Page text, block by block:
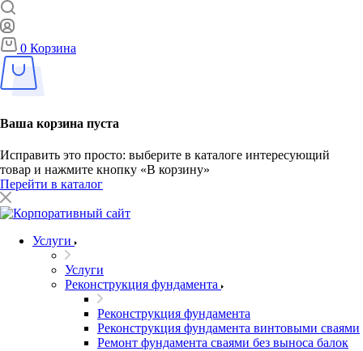
0 Корзина
Ваша корзина пуста
Исправить это просто: выберите в каталоге интересующий
товар и нажмите кнопку «В корзину»
Перейти в каталог
Услуги
Услуги
Реконструкция фундамента
Реконструкция фундамента
Реконструкция фундамента винтовыми сваями
Ремонт фундамента сваями без выноса балок